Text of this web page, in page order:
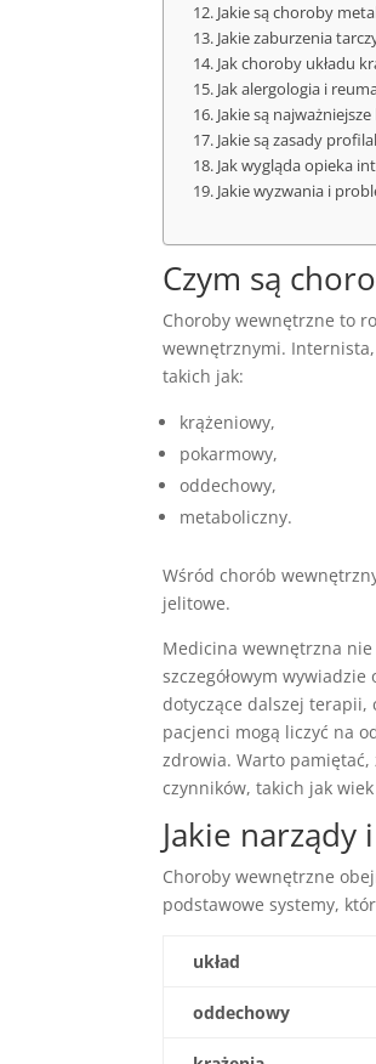
Jakie są choroby
Jakie zaburzenia
Jak choroby układu
Jak alergologia i
Jakie są
Jakie są zasady
Jak wygląda opieka
Jakie wyzwania i
Czym są
Choroby wewnętrzne to
wewnętrznymi.
takich jak:
krążeniowy,
pokarmowy,
oddechowy,
metaboliczny.
Wśród chorób
jelitowe.
Medicina wewnętrzna
szczegółowym
dotyczące dalszej terapii,
pacjenci mogą liczyć na
zdrowia. Warto
czynników, takich jak
Jakie
Choroby wewnętrzne
podstawowe systemy,
układ
oddechowy